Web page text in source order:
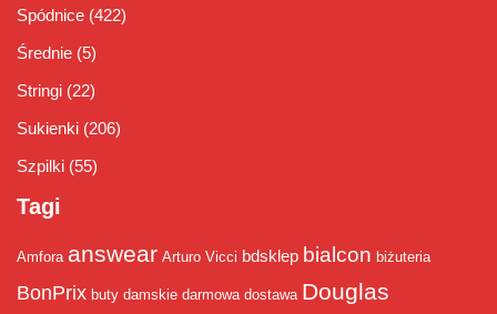
Spódnice (422)
Średnie (5)
Stringi (22)
Sukienki (206)
Szpilki (55)
Tagi
Amfora answear Arturo Vicci bdsklep bialcon biżuteria
BonPrix buty damskie darmowa dostawa Douglas